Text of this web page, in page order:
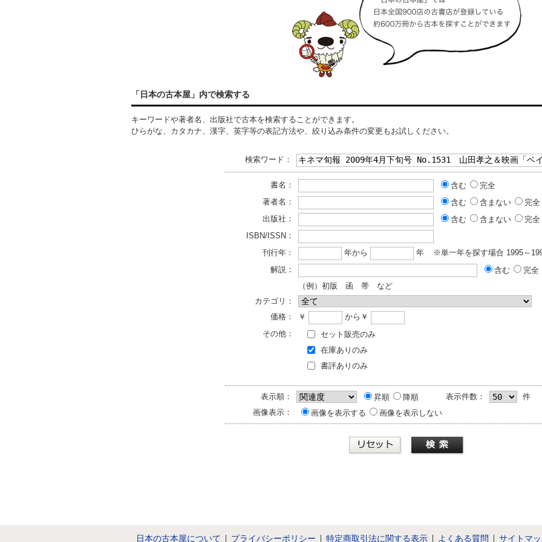
「日本の古本屋」内で検索する
キーワードや著者名、出版社で古本を検索することができます。
ひらがな、カタカナ、漢字、英字等の表記方法や、絞り込み条件の変更もお試しください。
検索ワード：
書名： 含む
完全
著者名：
含む 含まない
完全
出版社：
含む 含まない
完全
ISBN/ISSN：
刊行年：
年から 年
※単一年を探す場合 1995～
解説：
含む
完全
（例）初版 函 帯 など
カテゴリ：
価格：
￥
から￥
その他：
セット販売のみ
在庫ありのみ
書評ありのみ
表示順： 昇順 降順 表示件数：
件
画像表示：
画像を表示する 画像を表示しない
日本の古本屋について プライバシーポリシー 特定商取引法に関する表示 よくある質問 サイトマ